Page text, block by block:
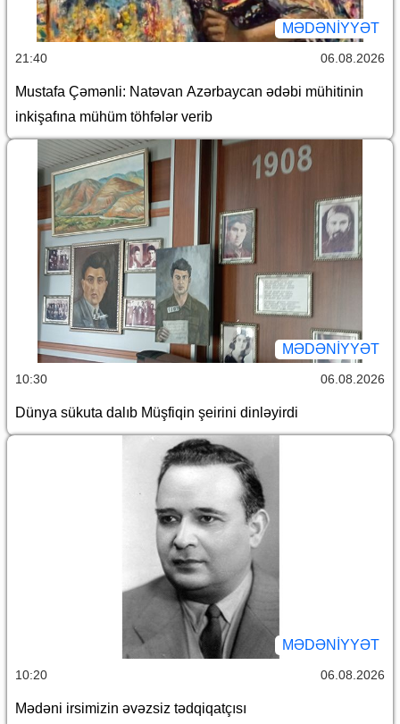
MƏDƏNIYYƏT
21:40 06.08.2026
Mustafa Çəmənli: Natəvan Azərbaycan ədəbi mühitinin
inkişafına mühüm töhfələr verib
MƏDƏNIYYƏT
10:30 06.08.2026
Dünya sükuta dalıb Müşfiqin şeirini dinləyirdi
MƏDƏNIYYƏT
10:20 06.08.2026
Mədəni irsimizin əvəzsiz tədqiqatçısı